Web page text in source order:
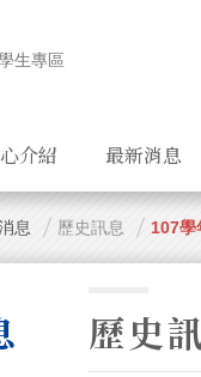
生專區
介紹 最新消息
息 歷史訊息 107學
歷史